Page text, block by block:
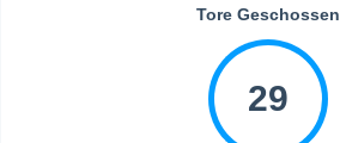
Tore Geschossen
29